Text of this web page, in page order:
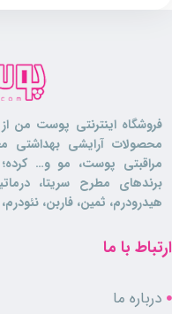
محصول شامل روغن چیا،
تارهای آسیب‌ دیده کمک می
می دهند. استفاده از ماسک
آبکشی، بهترین نتیجه را برای
ماسک مو کالر
کسانی مناسب
دارند و کسانی که دارای
علاوه برای افرادی که می‌
را افزایش دهند، ایده آل است.
محصولات آرایشی بهداشتی
مراقبتی پوست، مو و…
برندهای مطرح سریتا،
هیدرودرم، ثمین، فاربن،
ارتباط با ما
درباره ما